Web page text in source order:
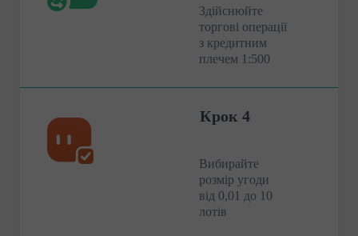
Здійснюйте
торгові операції
з кредитним
плечем 1:500
Крок 4
Вибирайте
розмір угоди
від 0,01 до 10
лотів